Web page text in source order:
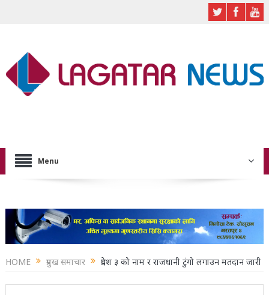
Menu
HOME प्रमुख समाचार प्रदेश ३ को नाम र राजधानी टुंगो लगाउन मतदान जारी